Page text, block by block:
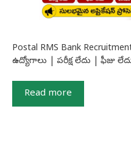
Postal RMS Bank
ఉద్యోగాలు | పరీక్ష లేదు | ఫీజు
Read more